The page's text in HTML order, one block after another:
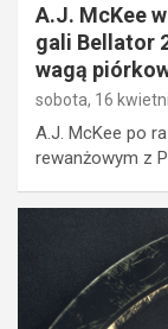
A.J. McKee
gali Bellator
wagą
sobota, 16
A.J. McKee po
rewanżowym z